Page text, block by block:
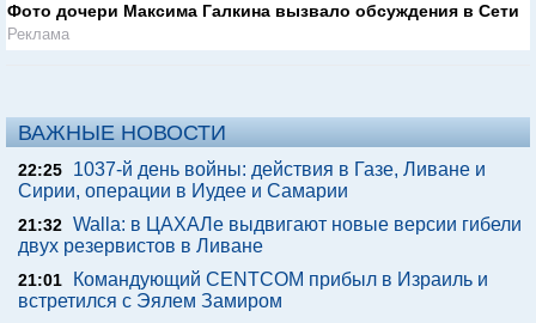
Фото дочери Максима Галкина вызвало обсуждения в Сети
Реклама
ВАЖНЫЕ НОВОСТИ
22:25
1037-й день войны: действия в Газе, Ливане и
Сирии, операции в Иудее и Самарии
21:32 Walla: в ЦАХАЛе выдвигают новые версии гибели
двух резервистов в Ливане
21:01
Командующий CENTCOM прибыл в Израиль и
встретился с Эялем Замиром